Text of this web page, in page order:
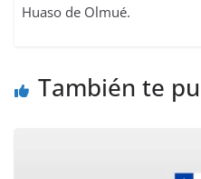
Huaso de Olmué.
También te